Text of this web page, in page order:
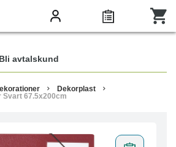
Bli avtalskund
Dekorplast
Svart 67.5x200cm